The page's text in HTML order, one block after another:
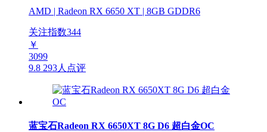
AMD | Radeon RX 6650 XT | 8GB GDDR6
关注指数344
￥
3099
9.8 293人点评
蓝宝石Radeon RX 6650XT 8G D6 超白金OC